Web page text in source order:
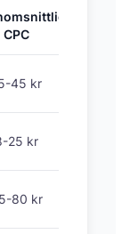
CPC
45 kr
25 kr
80 kr